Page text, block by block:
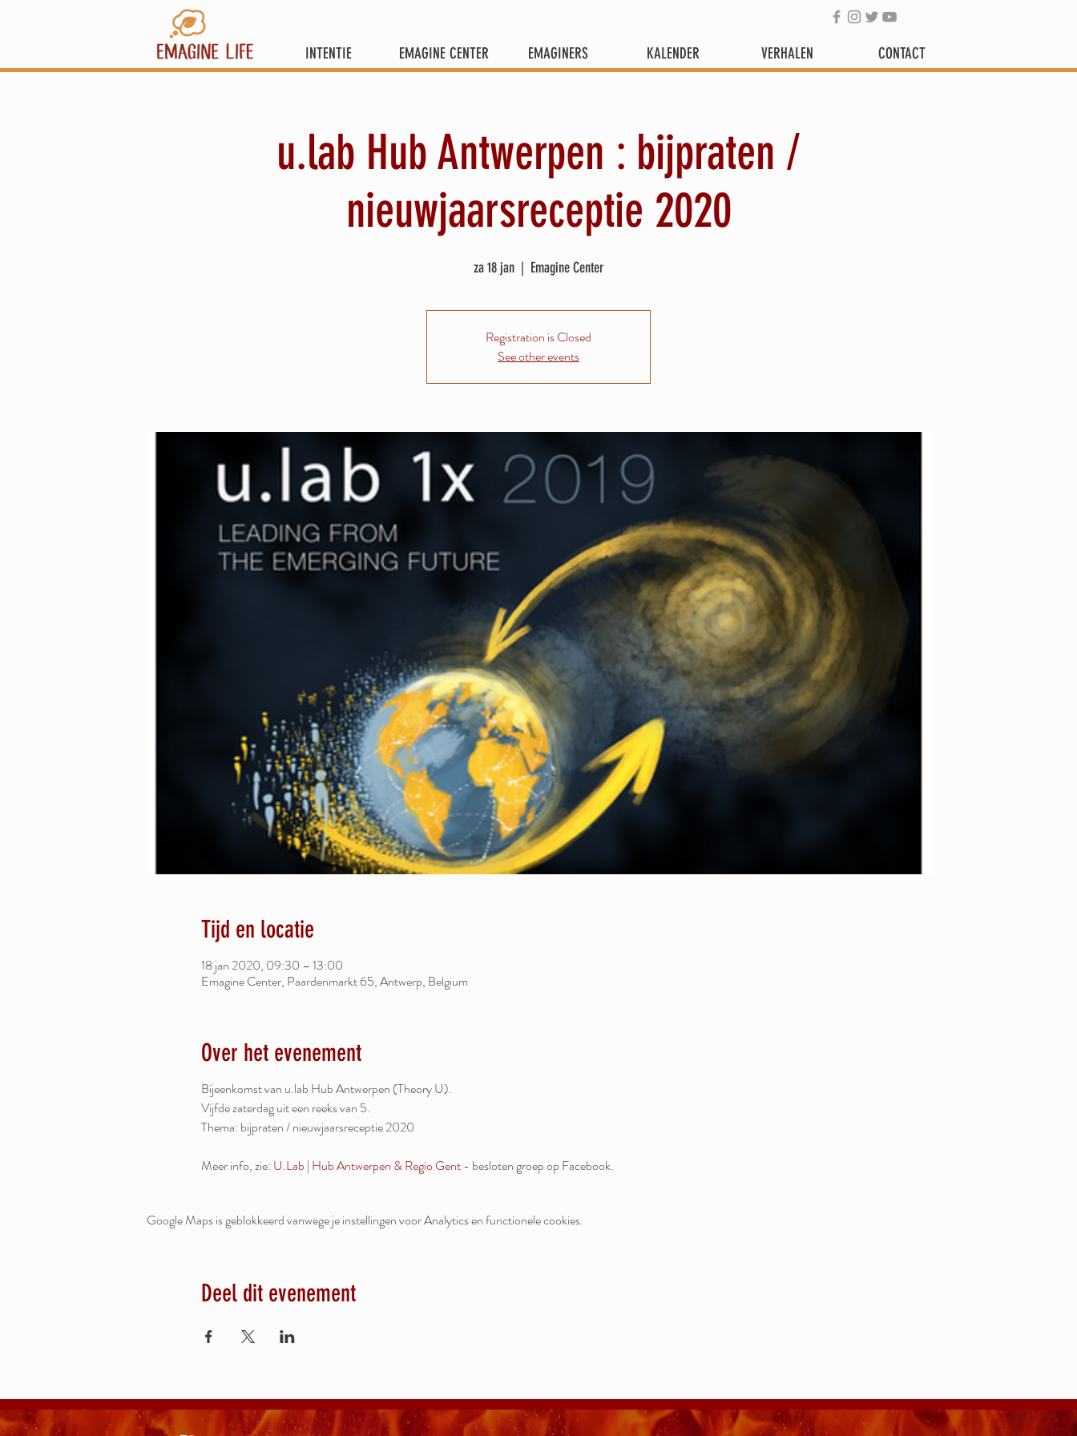
INTENTIE EMAGINE CENTER EMAGINERS KALENDER VERHALEN CONTACT
u.lab Hub Antwerpen : bijpraten /
nieuwjaarsreceptie 2020
za 18 jan
  |
Emagine Center
Registration is Closed
See other events
Tijd en locatie
18 jan 2020, 09:30 – 13:00
Emagine Center, Paardenmarkt 65, Antwerp, Belgium
Over het evenement
Bijeenkomst van u.lab Hub Antwerpen (Theory U).
Vijfde zaterdag uit een reeks van 5.
Thema: bijpraten / nieuwjaarsreceptie 2020
Meer info, zie: U.Lab | Hub Antwerpen & Regio Gent- besloten groep op Facebook.
Google Maps is geblokkeerd vanwege je instellingen voor Analytics en functionele cookies.
Deel dit evenement